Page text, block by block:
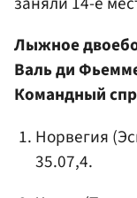
Лыжное
Валь ди
Командный
Норвегия
35.07,4.